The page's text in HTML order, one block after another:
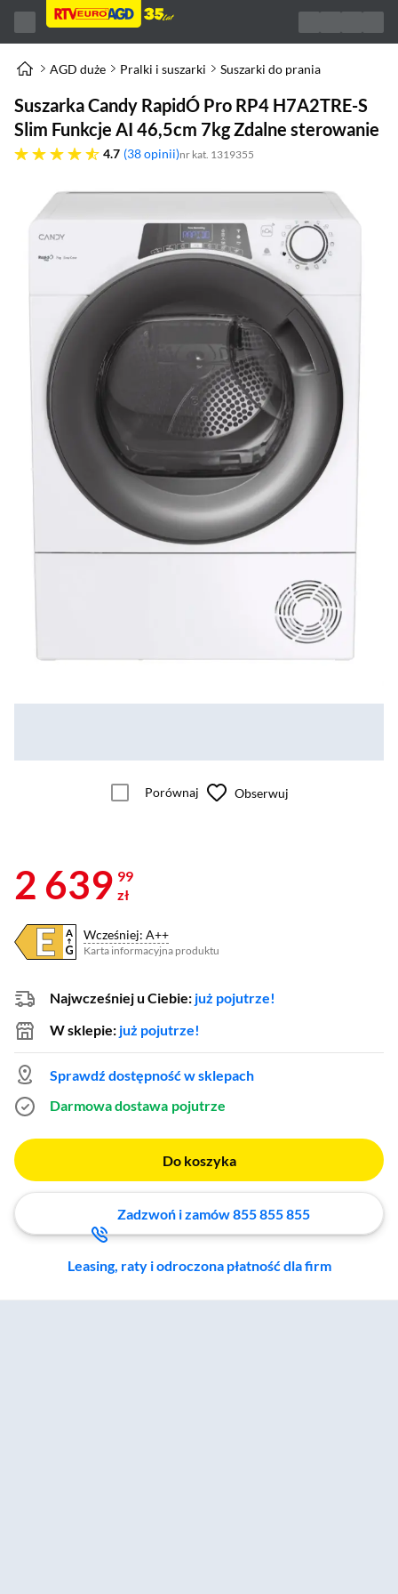
AGD duże Pralki i suszarki Suszarki do prania
Suszarka Candy RapidÓ Pro RP4 H7A2TRE-S
Slim Funkcje AI 46,5cm 7kg Zdalne sterowanie
4.7
4.7 gwiazdek 38 opinii nr kat. 1319355
Porównaj Obserwuj
2 639 99
zł
Wcześniej: A++
Karta informacyjna produktu
Plik w formacie pdf
(otworzy się w nowym oknie)
Najwcześniej u Ciebie: już pojutrze!
W sklepie: już pojutrze!
Sprawdź dostępność w sklepach
Darmowa dostawa pojutrze
Do koszyka
Zadzwoń i zamów 855 855 855
Leasing, raty i odroczona płatność dla firm